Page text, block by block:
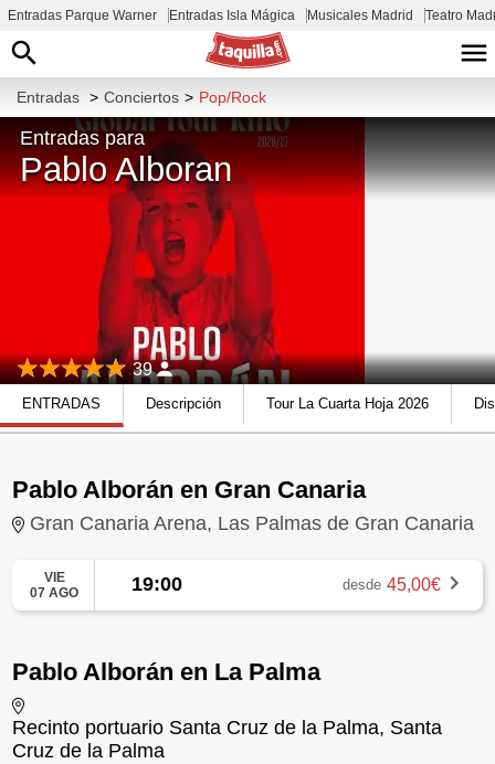
Entradas Parque Warner Entradas Isla Mágica Musicales Madrid Teatro
Entradas > Conciertos > Pop/Rock
Entradas para
Pablo Alboran
39
ENTRADAS Descripción Tour La Cuarta Hoja 2026
Pablo Alborán en Gran Canaria
Gran Canaria Arena, Las Palmas de Gran Canaria
VIE
07 AGO
19:00 desde 45,00€
Pablo Alborán en La Palma
Recinto portuario Santa Cruz de la Palma, Santa
Cruz de la Palma